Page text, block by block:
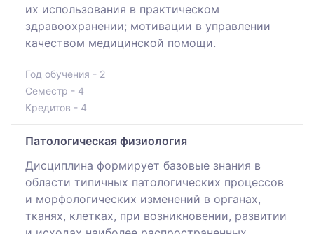
их использования в практическом
здравоохранении; мотивации в управлении
качеством медицинской помощи.
Год обучения - 2
Семестр - 4
Кредитов - 4
Патологическая физиология
Дисциплина формирует базовые знания в
области типичных патологических процессов
и морфологических изменений в органах,
тканях, клетках, при возникновении, развитии